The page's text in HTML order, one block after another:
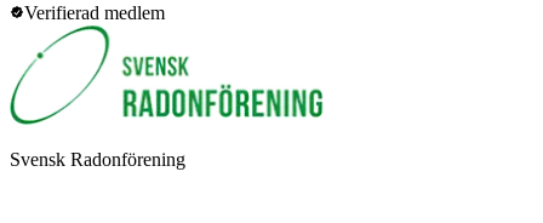
Verifierad medlem
Svensk Radonförening